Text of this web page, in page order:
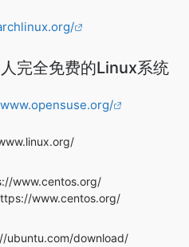
完全免费的Linux系统
www.centos.org/
www.centos.org/
ubuntu.com/download/